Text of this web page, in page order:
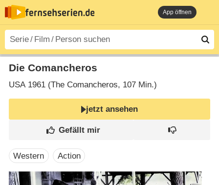
App öffnen
Die Comancheros
USA1961 (The Comancheros‎, 107 Min.)
jetzt ansehen
Western Action